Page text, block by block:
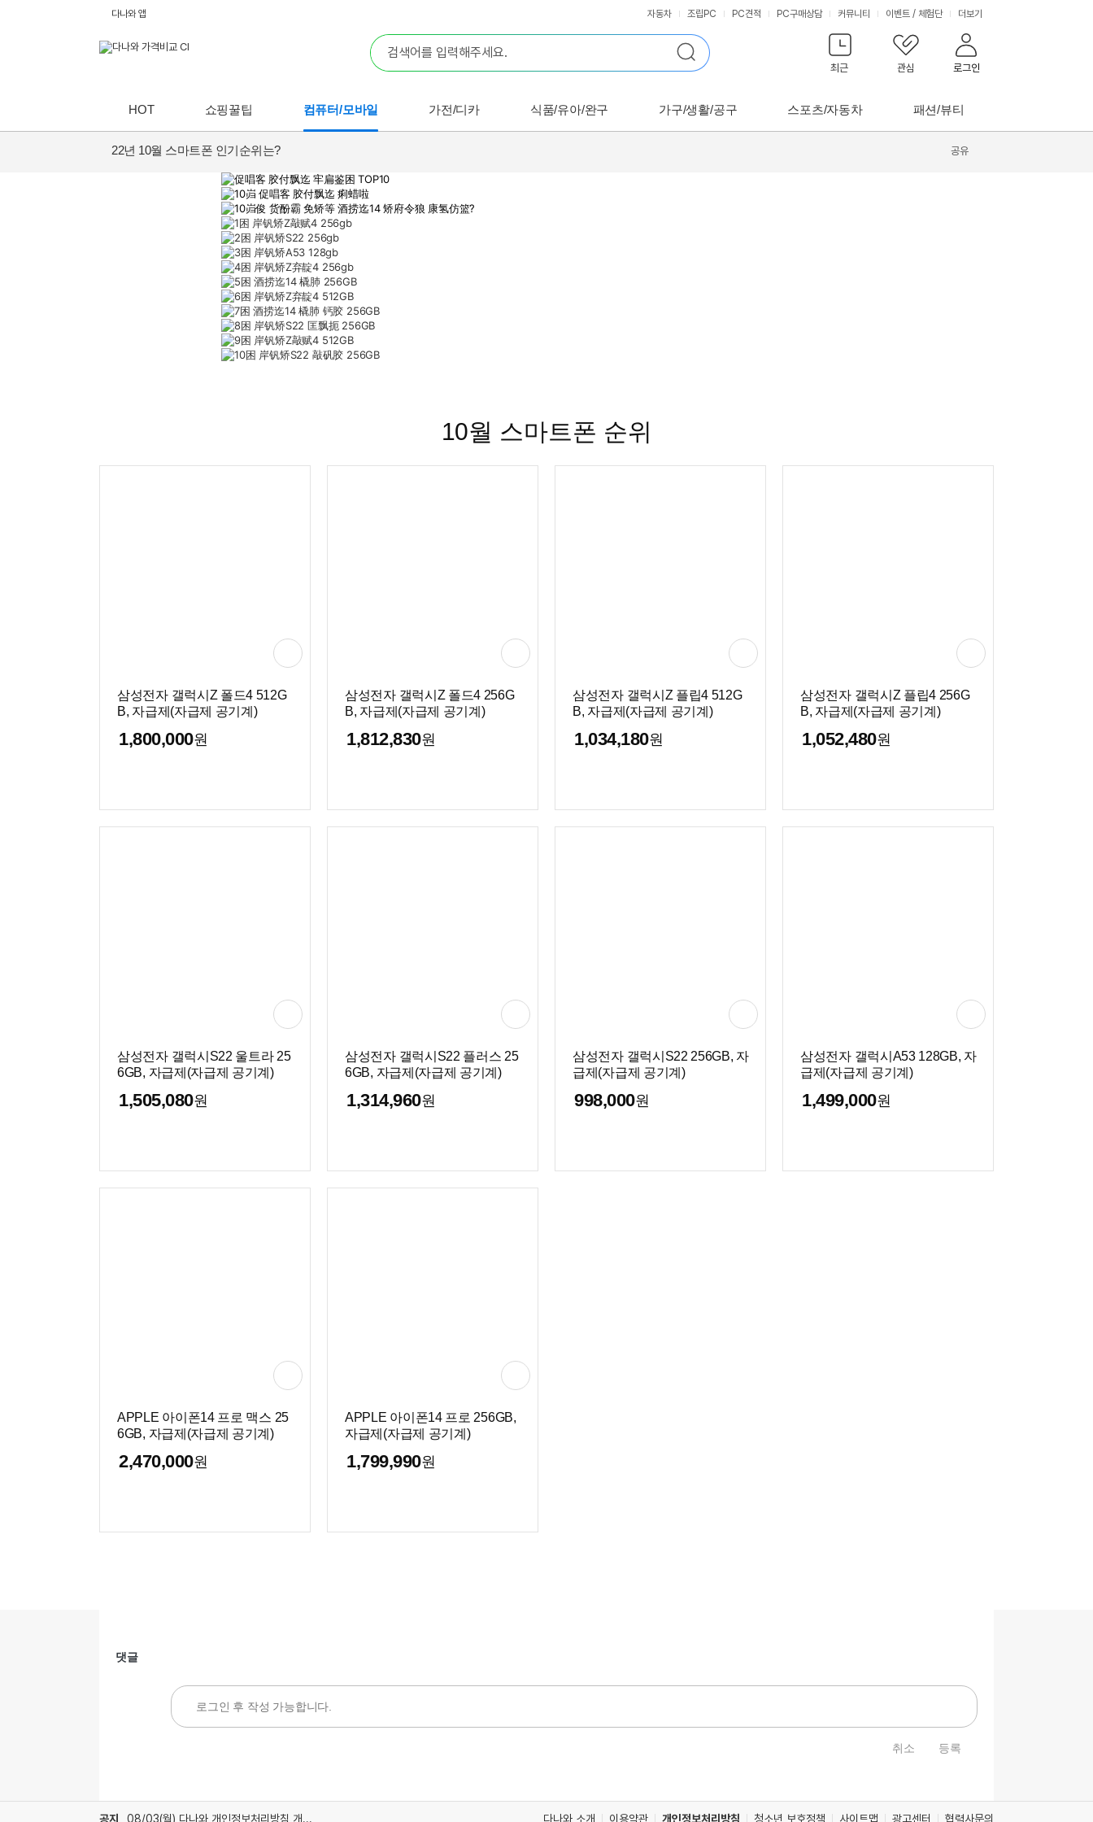
최근 관심 로그인
다나와 앱 자동차 조립PC PC견적 PC구매상담 커뮤니티 이벤트 / 체험단 더보기
HOT 쇼핑꿀팁 컴퓨터/모바일 가전/디카 식품/유아/완구 가구/생활/공구 스포츠/자동차 패션/뷰티
22년 10월 스마트폰 인기순위는? 공유
10월 스마트폰 순위
삼성전자 갤럭시Z 폴드4 512G
B, 자급제(자급제 공기계)
1,800,000원
삼성전자 갤럭시Z 폴드4 256G
B, 자급제(자급제 공기계)
1,812,830원
삼성전자 갤럭시Z 플립4 512G
B, 자급제(자급제 공기계)
1,034,180원
삼성전자 갤럭시Z 플립4 256G
B, 자급제(자급제 공기계)
1,052,480원
삼성전자 갤럭시S22 울트라 25
6GB, 자급제(자급제 공기계)
1,505,080원
삼성전자 갤럭시S22 플러스 25
6GB, 자급제(자급제 공기계)
1,314,960원
삼성전자 갤럭시S22 256GB, 자
급제(자급제 공기계)
998,000원
삼성전자 갤럭시A53 128GB, 자
급제(자급제 공기계)
1,499,000원
APPLE 아이폰14 프로 맥스 25
6GB, 자급제(자급제 공기계)
2,470,000원
APPLE 아이폰14 프로 256GB,
자급제(자급제 공기계)
1,799,990원
댓글
취소 등록
공지 08/03(월) 다나와 개인정보처리방침 개정 안내 다나와 소개 이용약관 개인정보처리방침 청소년 보호정책 사이트맵 광고센터 협력사문의